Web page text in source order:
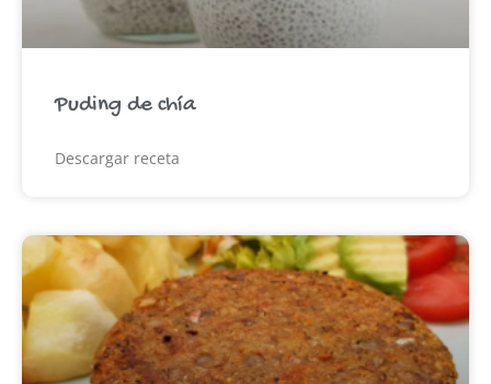
Puding de chía
Descargar receta